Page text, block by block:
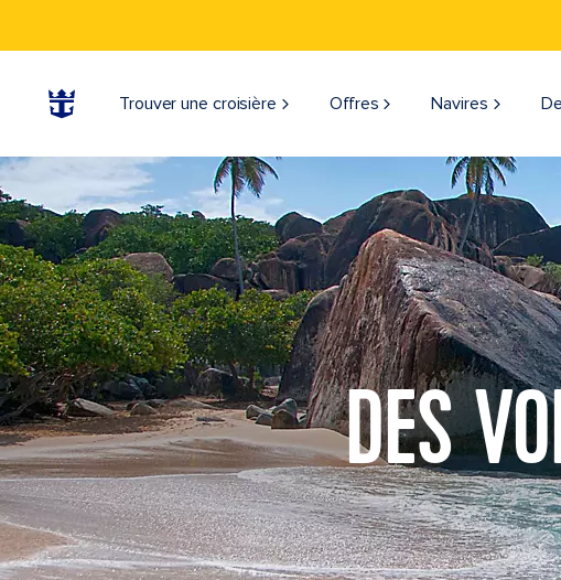
Trouver une croisière Offres Navires
DES